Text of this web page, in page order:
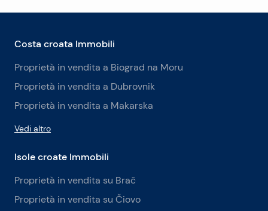
Costa croata Immobili
Proprietà in vendita a Biograd na Moru
Proprietà in vendita a Dubrovnik
Proprietà in vendita a Makarska
Vedi altro
Isole croate Immobili
Proprietà in vendita su Brač
Proprietà in vendita su Čiovo